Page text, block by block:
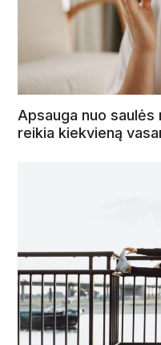
Apsauga nuo
reikia kiekvieną